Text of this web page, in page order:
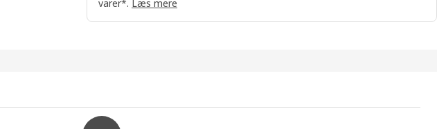
varer*. Læs mere